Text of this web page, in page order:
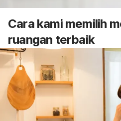
Cara kami memilih
ruangan terbaik